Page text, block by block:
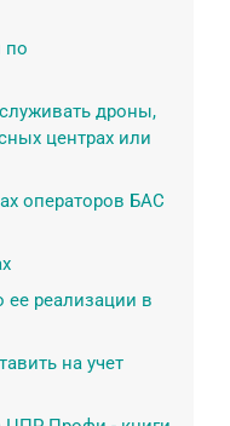
по
дроны,
центрах или
операторов БАС
реализации в
на учет